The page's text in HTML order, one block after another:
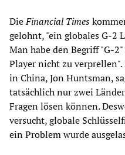
DieFinancial Times
gelohnt, "ein globales G-2
Man habe den Begriff "G-
Player nicht zu
in China, Jon Huntsman,
tatsächlich nur zwei
Fragen lösen können.
versucht, globale
ein Problem wurde